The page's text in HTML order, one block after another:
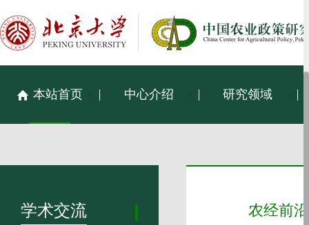
本站首页 中心介绍 研究领域
学术交流 农经前